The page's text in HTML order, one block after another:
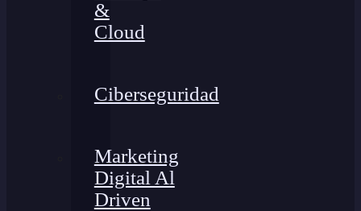
&
Cloud
Ciberseguridad
Marketing
Digital Al
Driven